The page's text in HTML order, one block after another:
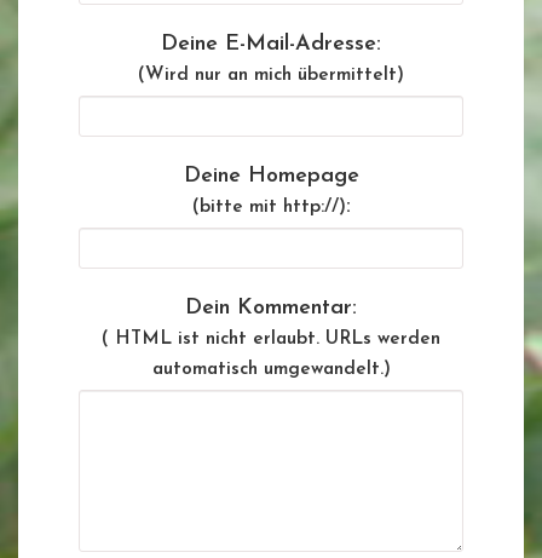
Deine E-Mail-Adresse:
(Wird nur an mich übermittelt)
Deine Homepage
(bitte mit http://):
Dein Kommentar:
( HTML ist nicht erlaubt. URLs werden
automatisch umgewandelt.)